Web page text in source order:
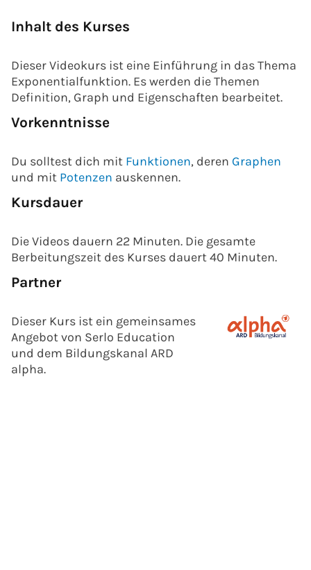
Inhalt des Kurses
Dieser Videokurs ist eine Einführung in das Thema
Exponentialfunktion. Es werden die Themen
Definition, Graph und Eigenschaften bearbeitet.
Vorkenntnisse
Du solltest dich mit Funktionen, deren Graphen
und mit Potenzen auskennen.
Kursdauer
Die Videos dauern 22 Minuten. Die gesamte
Berbeitungszeit des Kurses dauert 40 Minuten.
Partner
Dieser Kurs ist ein gemeinsames
Angebot von Serlo Education
und dem Bildungskanal ARD
alpha.